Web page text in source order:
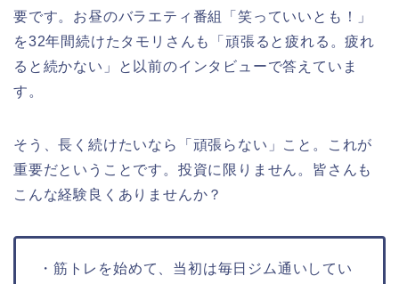
要です。お昼のバラエティ番組「笑っていいとも！」
を32年間続けたタモリさんも「頑張ると疲れる。疲れ
ると続かない」と以前のインタビューで答えていま
す。
そう、長く続けたいなら「頑張らない」こと。これが
重要だということです。投資に限りません。皆さんも
こんな経験良くありませんか？
・筋トレを始めて、当初は毎日ジム通いしてい